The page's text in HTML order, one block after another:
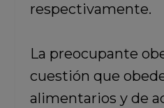
respectivamente.
La preocupante
cuestión que
alimentarios y de